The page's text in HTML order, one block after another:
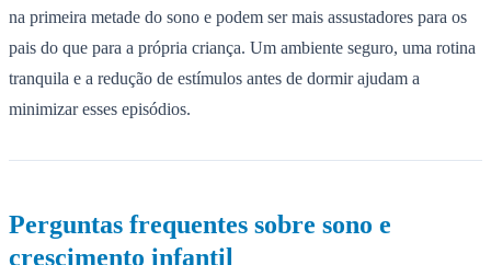
na primeira metade do sono e podem ser mais assustadores para os
pais do que para a própria criança. Um ambiente seguro, uma rotina
tranquila e a redução de estímulos antes de dormir ajudam a
minimizar esses episódios.
Perguntas frequentes sobre sono e
crescimento infantil